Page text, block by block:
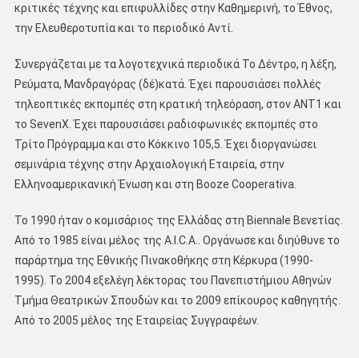
κριτικές τέχνης και επιφυλλίδες στην Καθημερινή, το Έθνος,
την Ελευθεροτυπία και το περιοδικό Αντί.
Συνεργάζεται με τα λογοτεχνικά περιοδικά Το Δέντρο, η λέξη,
Ρεύματα, Μανδραγόρας (δέ)κατά. Έχει παρουσιάσει πολλές
τηλεοπτικές εκπομπές στη κρατική τηλεόραση, στον ΑΝΤ1 και
το SevenX. Έχει παρουσιάσει ραδιοφωνικές εκπομπές στο
Τρίτο Πρόγραμμα και στο Κόκκινο 105,5. Έχει διοργανώσει
σεμινάρια τέχνης στην Αρχαιολογική Εταιρεία, στην
Ελληνοαμερικανική Ένωση και στη Booze Cooperativa.
Το 1990 ήταν ο κομισάριος της Ελλάδας στη Biennale Βενετίας.
Από το 1985 είναι μέλος της A.I.C.A.. Οργάνωσε και διηύθυνε το
παράρτημα της Εθνικής Πινακοθήκης στη Κέρκυρα (1990-
1995). Το 2004 εξελέγη λέκτορας του Πανεπιστήμιου Αθηνών
Τμήμα Θεατρικών Σπουδών και το 2009 επίκουρος καθηγητής.
Από το 2005 μέλος της Εταιρείας Συγγραφέων.